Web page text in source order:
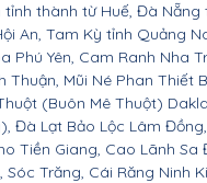
thành từ Huế, Đà Nẵng
An, Tam Kỳ tỉnh Quảng
Phú Yên, Cam Ranh Nha
Mũi Né Phan Thiết
(Buôn Mê Thuột)
Đà Lạt Bảo Lộc Lâm
Tiền Giang, Cao Lãnh
Sóc Trăng, Cái Răng Ninh